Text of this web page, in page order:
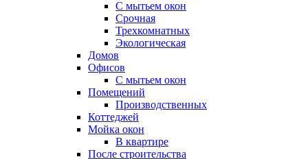
С мытьем окон
Срочная
Трехкомнатных
Экологическая
Домов
Офисов
С мытьем окон
Помещений
Производственных
Коттеджей
Мойка окон
В квартире
После строительства